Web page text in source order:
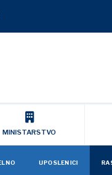
MINISTARSTVO
UPOSLENICI